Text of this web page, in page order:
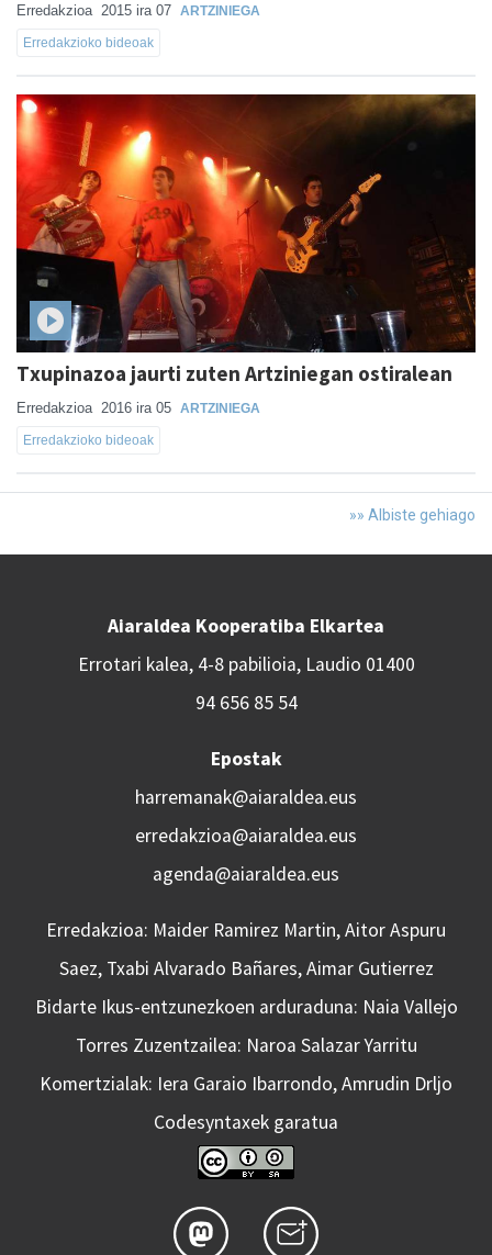
Erredakzioa 2015 ira 07 ARTZINIEGA
Erredakzioko bideoak
Txupinazoa jaurti zuten Artziniegan ostiralean
Erredakzioa 2016 ira 05 ARTZINIEGA
Erredakzioko bideoak
»» Albiste gehiago
Aiaraldea Kooperatiba Elkartea
Errotari kalea, 4-8 pabilioia, Laudio 01400
94 656 85 54
Epostak
harremanak@aiaraldea.eus
erredakzioa@aiaraldea.eus
agenda@aiaraldea.eus
Erredakzioa: Maider Ramirez Martin, Aitor Aspuru
Saez, Txabi Alvarado Bañares, Aimar Gutierrez
Bidarte Ikus-entzunezkoen arduraduna: Naia Vallejo
Torres Zuzentzailea: Naroa Salazar Yarritu
Komertzialak: Iera Garaio Ibarrondo, Amrudin Drljo
Codesyntaxek garatua